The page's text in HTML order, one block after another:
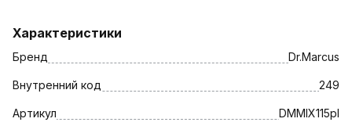
Характеристики
Бренд Dr.Marcus
Внутренний код 249
Артикул DMMIX115pl